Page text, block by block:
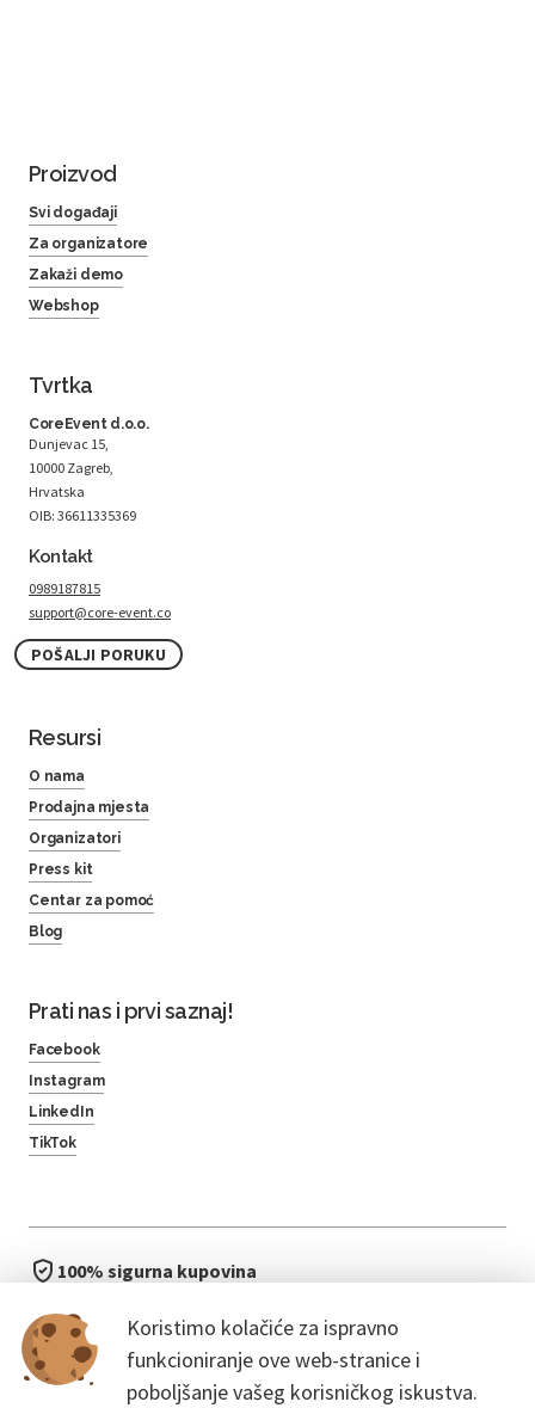
Koristimo kolačiće za ispravno
funkcioniranje ove web-stranice i
poboljšanje vašeg korisničkog iskustva.
Proizvod
Svi događaji
Za organizatore
Zakaži demo
Webshop
Tvrtka
CoreEvent d.o.o.
Dunjevac 15,
10000 Zagreb,
Hrvatska
OIB: 36611335369
Kontakt
0989187815
support@core-event.co
POŠALJI PORUKU
Resursi
O nama
Prodajna mjesta
Organizatori
Press kit
Centar za pomoć
Blog
Prati nas i prvi saznaj!
Facebook
Instagram
LinkedIn
TikTok
100% sigurna kupovina
bez čekanja u redu